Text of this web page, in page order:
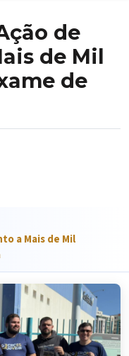
de
de Mil
de
a Mais de Mil